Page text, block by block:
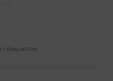
L'ÉVALUATION